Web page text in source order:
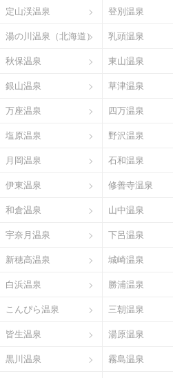
定山渓温泉 登別温泉
湯の川温泉（北海道） 乳頭温泉
秋保温泉 東山温泉
銀山温泉 草津温泉
万座温泉 四万温泉
塩原温泉 野沢温泉
月岡温泉 石和温泉
伊東温泉 修善寺温泉
和倉温泉 山中温泉
宇奈月温泉 下呂温泉
新穂高温泉 城崎温泉
白浜温泉 勝浦温泉
こんぴら温泉 三朝温泉
皆生温泉 湯原温泉
黒川温泉 霧島温泉